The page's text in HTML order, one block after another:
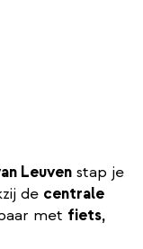
Leuven stap je
de centrale
met fiets,